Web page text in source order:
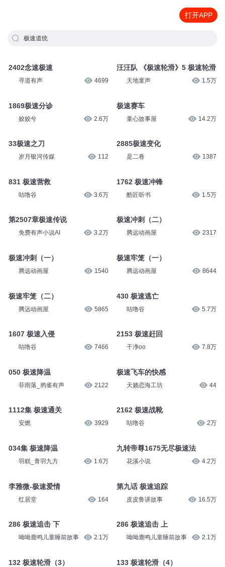
打开APP
极速道统
2402念速极速
寻道有声 4699
1869极速分诊
姣姣兮 2.6万
33极速之刀
岁月银河传媒 112
831 极速营救
咕噜谷 3.6万
第2507章极速传说
免费有声小说AI 3.2万
极速冲刺（一）
腾远动画屋 1540
极速牢笼（二）
腾远动画屋 5865
1607 极速入侵
咕噜谷 7466
050 极速降温
菲雨落_鸦雀有声 2122
1112集 极速通关
安燃 3929
034集 极速降温
羽糕_青羽九方 1.6万
李雅微-极速爱情
红居堂 164
286 极速追击 下
呦呦鹿鸣儿童睡前故事 2.1万
132 极速轮滑（3）
汪汪队 《极速轮滑》5 极速轮滑
天地童声 1.5万
极速赛车
童心故事屋 14.2万
2885极速变化
是二卷 1387
1762 极速冲锋
酷匠听书 1.5万
极速冲刺（二）
腾远动画屋 2317
极速牢笼（一）
腾远动画屋 8644
430 极速逃亡
咕噜谷 5.7万
2153 极速赶回
干净oo 7.8万
极速飞车的快感
天籁恋海工坊 44
2162 极速战靴
咕噜谷 2万
九转帝尊1675无尽极速法
花溪小说 4.2万
第九话 极速追踪
皮皮鲁讲故事 16.5万
286 极速追击 上
呦呦鹿鸣儿童睡前故事 2.1万
133 极速轮滑（4）